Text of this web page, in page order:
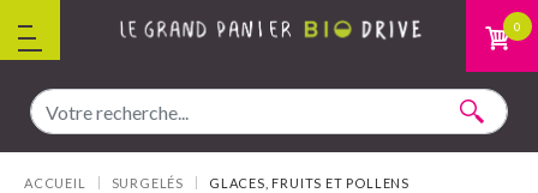
0
ACCUEIL SURGELÉS GLACES, FRUITS ET POLLENS